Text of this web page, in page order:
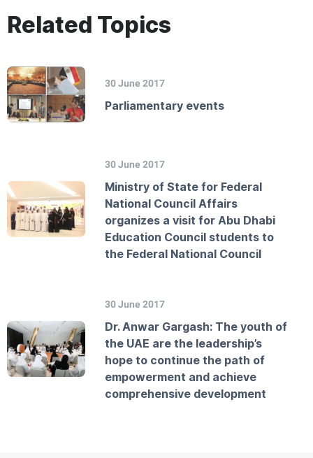
Related Topics
30 June 2017
Parliamentary events
30 June 2017
Ministry of State for Federal
National Council Affairs
organizes a visit for Abu Dhabi
Education Council students to
the Federal National Council
30 June 2017
Dr. Anwar Gargash: The youth of
the UAE are the leadership’s
hope to continue the path of
empowerment and achieve
comprehensive development